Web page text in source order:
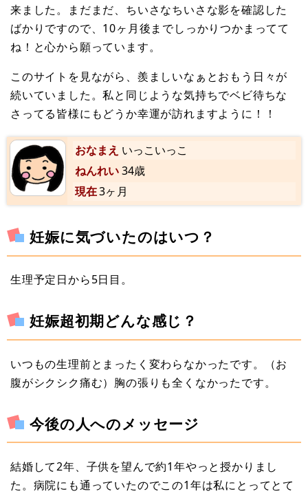
来ました。まだまだ、ちいさなちいさな影を確認した
ばかりですので、10ヶ月後までしっかりつかまってて
ね！と心から願っています。
このサイトを見ながら、羨ましいなぁとおもう日々が
続いていました。私と同じような気持ちでベビ待ちな
さってる皆様にもどうか幸運が訪れますように！！
おなまえ いっこいっこ
ねんれい34歳
現在3ヶ月
妊娠に気づいたのはいつ？
生理予定日から5日目。
妊娠超初期どんな感じ？
いつもの生理前とまったく変わらなかったです。（お
腹がシクシク痛む）胸の張りも全くなかったです。
今後の人へのメッセージ
結婚して2年、子供を望んで約1年やっと授かりまし
た。病院にも通っていたのでこの1年は私にとってとて